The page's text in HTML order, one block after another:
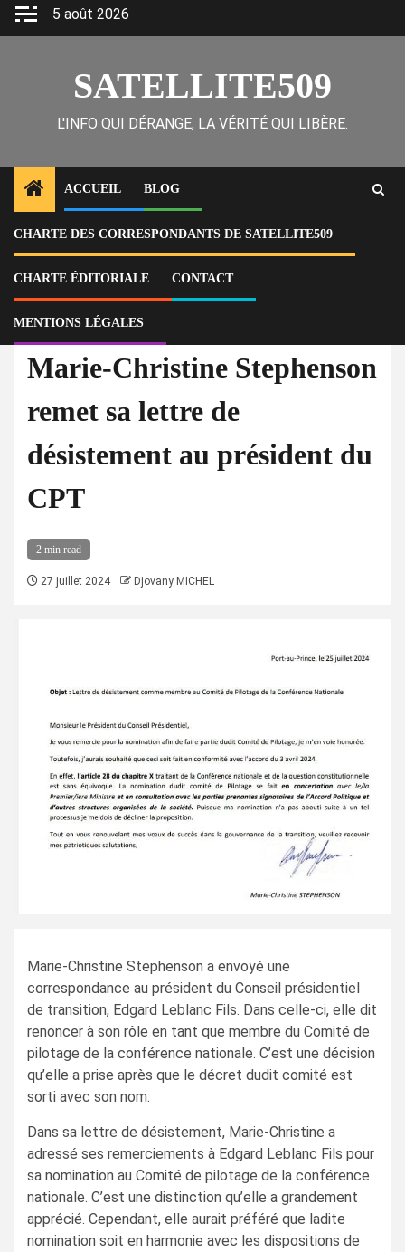
Skip
5 août 2026
SATELLITE509
L'INFO QUI DÉRANGE, LA VÉRITÉ QUI LIBÈRE.
ACCUEIL BLOG
CHARTE DES CORRESPONDANTS DE SATELLITE509
CHARTE ÉDITORIALE CONTACT
MENTIONS LÉGALES
Home
Actu
Marie-Christine Stephenson remet sa lettre de désistement au président
du CPT
À la Une Actu
Marie-Christine Stephenson
remet sa lettre de
désistement au président du
CPT
2 min read
27 juillet 2024 Djovany MICHEL
Marie-Christine Stephenson a envoyé une
correspondance au président du Conseil présidentiel
de transition, Edgard Leblanc Fils. Dans celle-ci, elle dit
renoncer à son rôle en tant que membre du Comité de
pilotage de la conférence nationale. C’est une décision
qu’elle a prise après que le décret dudit comité est
sorti avec son nom.
Dans sa lettre de désistement, Marie-Christine a
adressé ses remerciements à Edgard Leblanc Fils pour
sa nomination au Comité de pilotage de la conférence
nationale. C’est une distinction qu’elle a grandement
apprécié. Cependant, elle aurait préféré que ladite
nomination soit en harmonie avec les dispositions de